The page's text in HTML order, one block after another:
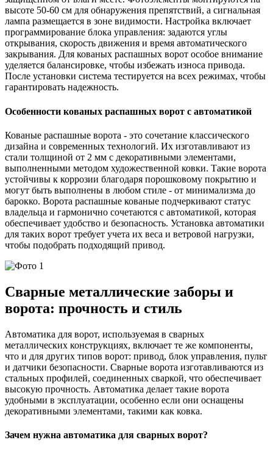
высоте 50-60 см для обнаружения препятствий, а сигнальная
лампа размещается в зоне видимости. Настройка включает
программирование блока управления: задаются углы
открывания, скорость движения и время автоматического
закрывания. Для кованых распашных ворот особое внимание
уделяется балансировке, чтобы избежать износа привода.
После установки система тестируется на всех режимах, чтобы
гарантировать надежность.
Особенности кованых распашных ворот с автоматикой
Кованые распашные ворота - это сочетание классического
дизайна и современных технологий. Их изготавливают из
стали толщиной от 2 мм с декоративными элементами,
выполненными методом художественной ковки. Такие ворота
устойчивы к коррозии благодаря порошковому покрытию и
могут быть выполнены в любом стиле - от минимализма до
барокко. Ворота распашные кованые подчеркивают статус
владельца и гармонично сочетаются с автоматикой, которая
обеспечивает удобство и безопасность. Установка автоматики
для таких ворот требует учета их веса и ветровой нагрузки,
чтобы подобрать подходящий привод.
Сварные металлические заборы и
ворота: прочность и стиль
Автоматика для ворот, используемая в сварных
металлических конструкциях, включает те же компоненты,
что и для других типов ворот: привод, блок управления, пульт
и датчики безопасности. Сварные ворота изготавливаются из
стальных профилей, соединенных сваркой, что обеспечивает
высокую прочность. Автоматика делает такие ворота
удобными в эксплуатации, особенно если они оснащены
декоративными элементами, такими как ковка.
Зачем нужна автоматика для сварных ворот?